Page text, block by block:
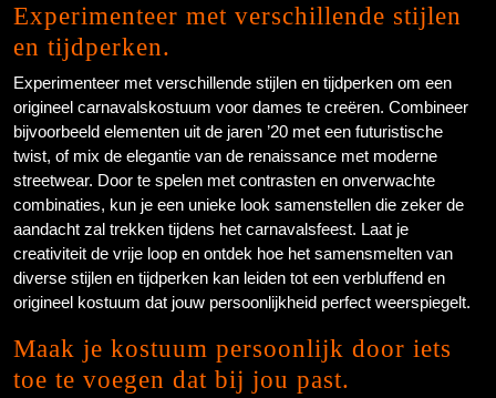
Experimenteer met verschillende stijlen
en tijdperken.
Experimenteer met verschillende stijlen en tijdperken om een
origineel carnavalskostuum voor dames te creëren. Combineer
bijvoorbeeld elementen uit de jaren ’20 met een futuristische
twist, of mix de elegantie van de renaissance met moderne
streetwear. Door te spelen met contrasten en onverwachte
combinaties, kun je een unieke look samenstellen die zeker de
aandacht zal trekken tijdens het carnavalsfeest. Laat je
creativiteit de vrije loop en ontdek hoe het samensmelten van
diverse stijlen en tijdperken kan leiden tot een verbluffend en
origineel kostuum dat jouw persoonlijkheid perfect weerspiegelt.
Maak je kostuum persoonlijk door iets
toe te voegen dat bij jou past.